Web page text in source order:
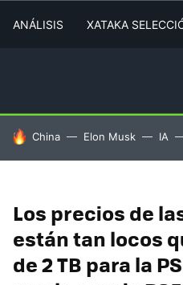
ANÁLISIS XATAKA
HOY SE HABLA DE
China Elon Musk IA
Los precios de
están tan locos
de 2 TB para la